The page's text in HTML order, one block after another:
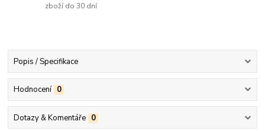
zboží do 30 dní
Popis / Specifikace
Hodnocení 0
Dotazy & Komentáře 0